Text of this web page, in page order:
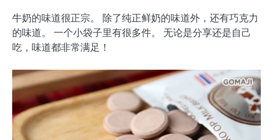
牛奶的味道很正宗。 除了纯正鲜奶的味道外，还有巧克力
的味道。 一个小袋子里有很多件。 无论是分享还是自己
吃，味道都非常满足！